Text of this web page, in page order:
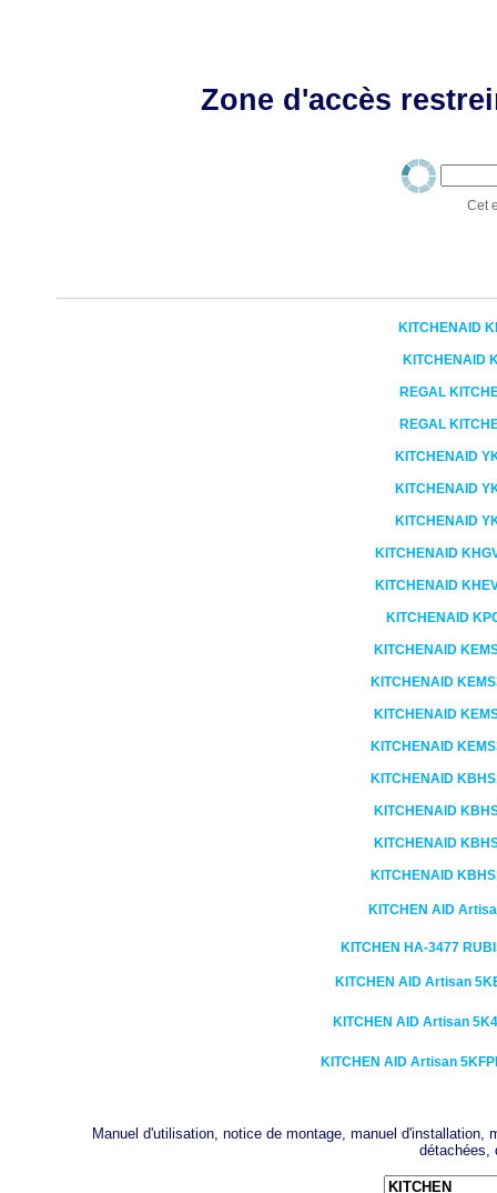
Zone d'accès
Cet
KITCHENAID
KITCHENAID
REGAL
REGAL
KITCHENAID
KITCHENAID
KITCHENAID
KITCHENAID
KITCHENAID
KITCHENAID
KITCHENAID
KITCHENAID
KITCHENAID
KITCHENAID
KITCHENAID
KITCHENAID
KITCHENAID
KITCHENAID
KITCHEN AID
KITCHEN HA-3477
KITCHEN AID Artisan
KITCHEN AID Artisan
KITCHEN AID Artisan
Manuel d'utilisation, notice de montage, manuel
détachées,